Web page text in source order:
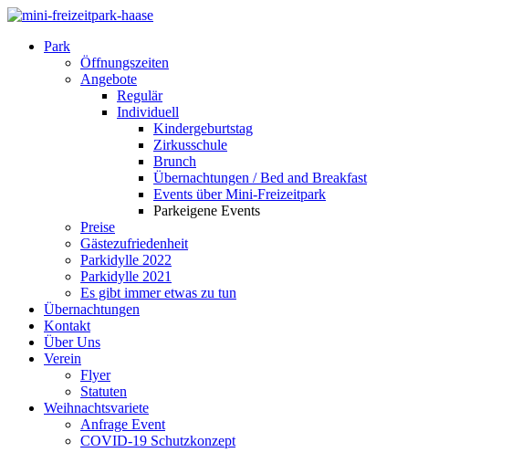
Park
Öffnungszeiten
Angebote
Regulär
Individuell
Kindergeburtstag
Zirkusschule
Brunch
Übernachtungen / Bed and Breakfast
Events über Mini-Freizeitpark
Parkeigene Events
Preise
Gästezufriedenheit
Parkidylle 2022
Parkidylle 2021
Es gibt immer etwas zu tun
Übernachtungen
Kontakt
Über Uns
Verein
Flyer
Statuten
Weihnachtsvariete
Anfrage Event
COVID-19 Schutzkonzept